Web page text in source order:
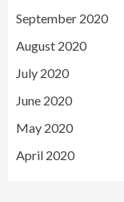
September 2020
August 2020
July 2020
June 2020
May 2020
April 2020